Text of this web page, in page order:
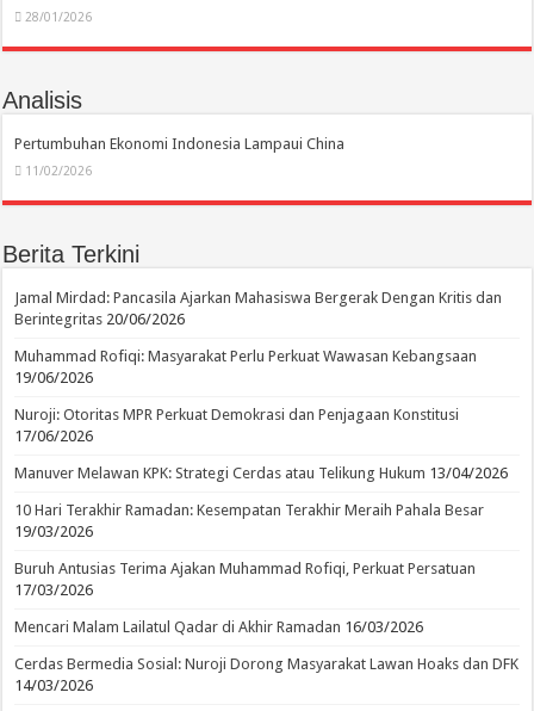
28/01/2026
Analisis
Pertumbuhan Ekonomi Indonesia Lampaui China
11/02/2026
Berita Terkini
Jamal Mirdad: Pancasila Ajarkan Mahasiswa Bergerak Dengan Kritis dan
Berintegritas 20/06/2026
Muhammad Rofiqi: Masyarakat Perlu Perkuat Wawasan Kebangsaan
19/06/2026
Nuroji: Otoritas MPR Perkuat Demokrasi dan Penjagaan Konstitusi
17/06/2026
Manuver Melawan KPK: Strategi Cerdas atau Telikung Hukum 13/04/2026
10 Hari Terakhir Ramadan: Kesempatan Terakhir Meraih Pahala Besar
19/03/2026
Buruh Antusias Terima Ajakan Muhammad Rofiqi, Perkuat Persatuan
17/03/2026
Mencari Malam Lailatul Qadar di Akhir Ramadan 16/03/2026
Cerdas Bermedia Sosial: Nuroji Dorong Masyarakat Lawan Hoaks dan DFK
14/03/2026